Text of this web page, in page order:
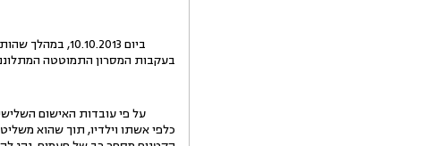
ביום
בעקבות המסרון התמוטטה
על פי עובדות האישום
כלפי אשתו וילדיו, תוך שהוא